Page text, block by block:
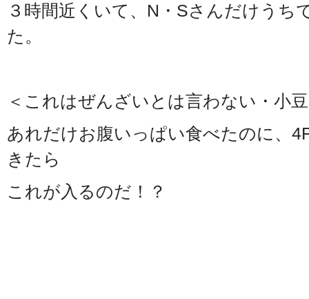
３時間近くいて、N・Sさんだけうち
た。
＜これはぜんざいとは言わない・小
あれだけお腹いっぱい食べたのに、
きたら
これが入るのだ！？